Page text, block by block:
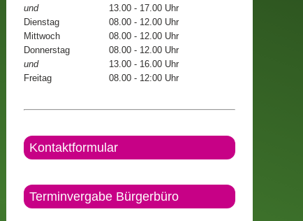
und
13.00 - 17.00 Uhr
Dienstag
08.00 - 12.00 Uhr
Mittwoch
08.00 - 12.00 Uhr
Donnerstag
08.00 - 12.00 Uhr
und
13.00 - 16.00 Uhr
Freitag
08.00 - 12:00 Uhr
Kontaktformular
Terminvergabe Bürgerbüro